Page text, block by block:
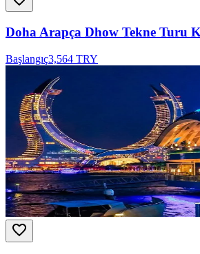
Doha Arapça Dhow Tekne Turu
Başlangıç3,564 TRY